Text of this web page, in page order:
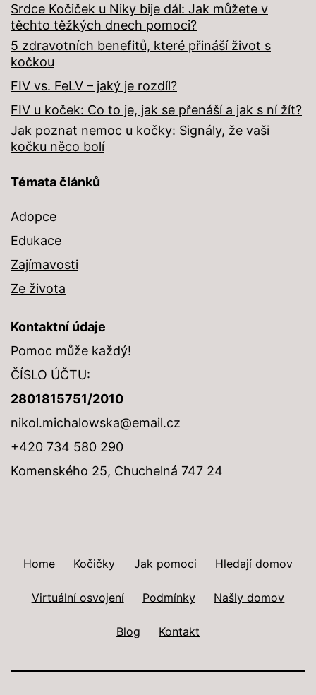
Srdce Kočiček u Niky bije dál: Jak můžete v
těchto těžkých dnech pomoci?
5 zdravotních benefitů, které přináší život s
kočkou
FIV vs. FeLV – jaký je rozdíl?
FIV u koček: Co to je, jak se přenáší a jak s ní žít?
Jak poznat nemoc u kočky: Signály, že vaši
kočku něco bolí
Témata článků
Adopce
Edukace
Zajímavosti
Ze života
Kontaktní údaje
Pomoc může každý!
ČÍSLO ÚČTU:
2801815751/2010
nikol.michalowska@email.cz
+420 734 580 290
Komenského 25, Chuchelná 747 24
Home Kočičky Jak pomoci Hledají domov
Virtuální osvojení Podmínky Našly domov
Blog Kontakt